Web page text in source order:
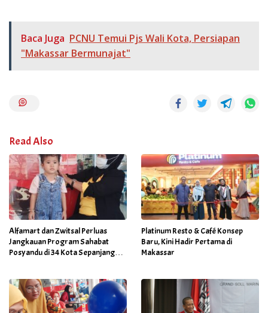
Baca Juga PCNU Temui Pjs Wali Kota, Persiapan
"Makassar Bermunajat"
Read Also
Alfamart dan Zwitsal Perluas
Jangkauan Program Sahabat
Posyandu di 34 Kota Sepanjang
Platinum Resto & Café Konsep
Baru, Kini Hadir Pertama di
Makassar